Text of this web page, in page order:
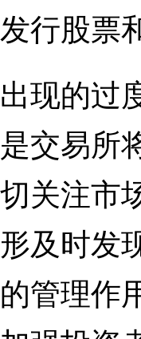
行股票
的过
交易所
关注市
及时发
管理作